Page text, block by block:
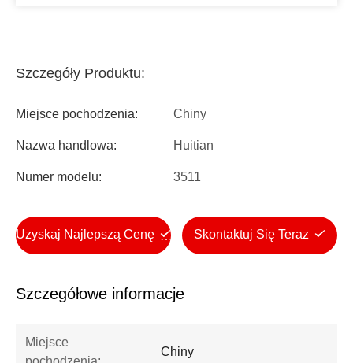
Szczegóły Produktu:
Miejsce pochodzenia: Chiny
Nazwa handlowa: Huitian
Numer modelu: 3511
Uzyskaj Najlepszą Cenę Skontaktuj Się Teraz
Szczegółowe informacje
Miejsce
Chiny